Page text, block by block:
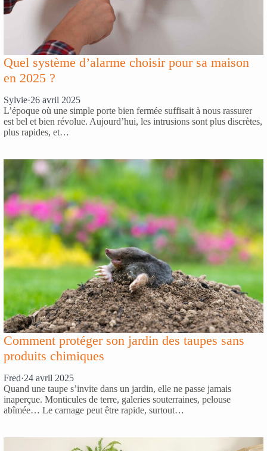
Quel système d’alarme choisir pour sa maison
en 2025 ?
Sylvie·26 avril 2025
L’époque où une simple porte bien fermée suffisait à nous rassurer
est bel et bien révolue. Aujourd’hui, les intrusions sont plus discrètes,
plus rapides, et…
Comment protéger son jardin des taupes sans
produits chimiques
Fred·24 avril 2025
Quand une taupe s’invite dans un jardin, elle ne passe jamais
inaperçue. Monticules de terre, galeries souterraines, pelouse
abîmée… Le carnage peut être rapide, surtout…